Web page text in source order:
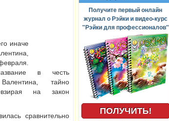
иначе
в честь
тайно
на закон
сравнительно
Получите первый онлайн
журнал о Рэйки и видео-курс
"Рэйки для профессионалов"